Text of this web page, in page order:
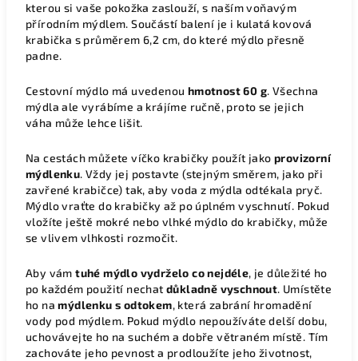
kterou si vaše pokožka zaslouží, s naším voňavým
přírodním mýdlem.Součástí balení je i kulatá kovová
krabička s průměrem 6,2 cm, do které mýdlo přesně
padne.
Cestovní mýdlo má uvedenou hmotnost 60 g. Všechna
mýdla ale vyrábíme a krájíme ručně, proto se jejich
váha může lehce lišit.
Na cestách můžete víčko krabičky použít jako provizorní
mýdlenku. Vždy jej postavte (stejným směrem, jako při
zavřené krabičce) tak, aby voda z mýdla odtékala pryč.
Mýdlo vraťte do krabičky až po úplném vyschnutí. Pokud
vložíte ještě mokré nebo vlhké mýdlo do krabičky, může
se vlivem vlhkosti rozmočit.
Aby vámtuhé mýdlo vydrželo co nejdéle, je důležité ho
po každém použití nechat důkladně vyschnout. Umístěte
ho namýdlenku s odtokem, která zabrání hromadění
vody pod mýdlem. Pokud mýdlo nepoužíváte delší dobu,
uchovávejte ho na suchém a dobře větraném místě. Tím
zachováte jeho pevnost a prodloužíte jeho životnost,